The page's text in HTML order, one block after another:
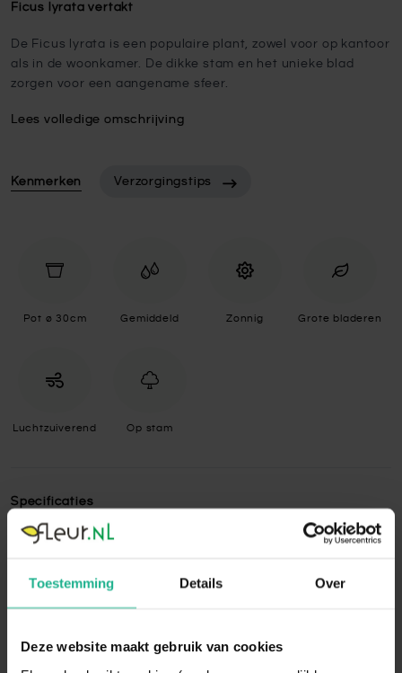
Toestemming Details Over
Deze website maakt gebruik van cookies
Ficus lyrata vertakt
De Ficus lyrata is een populaire plant, zowel voor op kantoor
als in de woonkamer. De dikke stam en het unieke blad
zorgen voor een aangename sfeer.
Lees volledige omschrijving
Kenmerken Verzorgingstips
Pot ø 30cm Gemiddeld Zonnig Grote bladeren
Luchtzuiverend Op stam
Specificaties
Standplaats Zonnig
zonlicht. Weinig licht zal de groei van de
plant namelijk belemmeren en ervoor
aanmaakt. Zet de Ficus daarom het liefst